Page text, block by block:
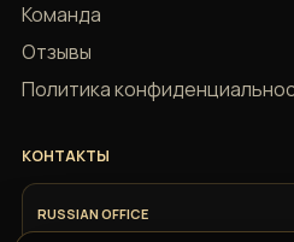
Команда
Отзывы
Политика
КОНТАКТЫ
RUSSIAN OFFICE